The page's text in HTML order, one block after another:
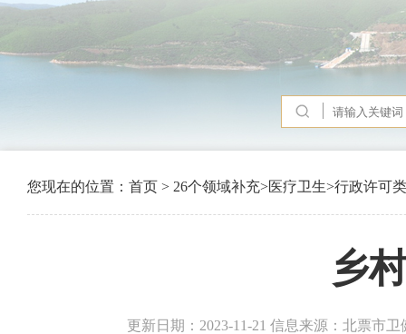
您现在的位置： 首页 > 26个领域补充>医疗卫生>行政许可
乡
更新日期：2023-11-21 信息来源：北票市